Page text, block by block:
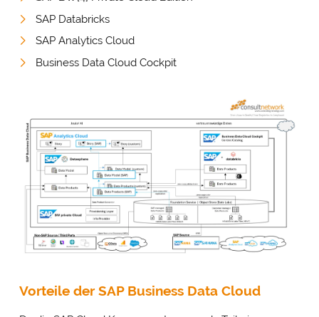
SAP Databricks
SAP Analytics Cloud
Business Data Cloud Cockpit
Vorteile der SAP Business Data Cloud